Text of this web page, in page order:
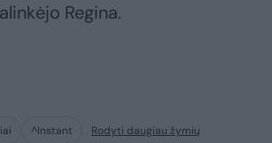
Regina.
^Instant Rodyti daugiau žymių